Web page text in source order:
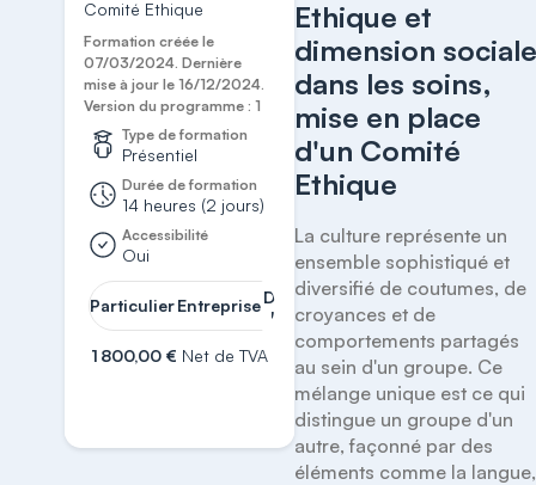
Comité Ethique
Formation créée le
07/03/2024. Dernière
mise à jour le 16/12/2024.
Version du programme : 1
Type de formation
Présentiel
Durée de formation
14 heures (2 jours)
Accessibilité
Oui
ParticulierEntrepriseDemander
un devis
1 800,00 € Net de TVA
Ethique et
dimension
dans les soins,
mise en place
d'un Comité
Ethique
La culture représente un
ensemble sophistiqué et
diversifié de coutumes, de
croyances et de
comportements partagés
au sein d'un groupe. Ce
mélange unique est ce qui
distingue un groupe d'un
autre, façonné par des
éléments comme la langue,